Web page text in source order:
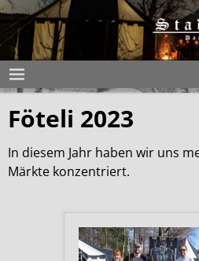
Föteli 2023
In diesem Jahr haben wir uns
Märkte konzentriert.